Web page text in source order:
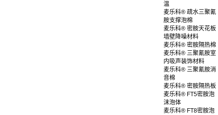
温
麦乐科® 疏水三聚氰
胺支撑泡棉
麦乐科® 密胺天花板
墙壁降噪材料
麦乐科® 密胺隔热棉
麦乐科® 三聚氰胺室
内吸声装饰材料
麦乐科® 三聚氰胺消
音棉
麦乐科® 密胺隔热板
麦乐科® FT5密胺泡
沫泡体
麦乐科® FT8密胺泡